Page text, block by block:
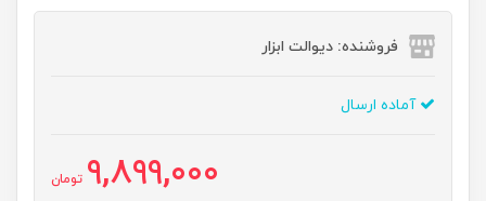
فروشنده: دیوالت ابزار
آماده ارسال
9,899,000 تومان